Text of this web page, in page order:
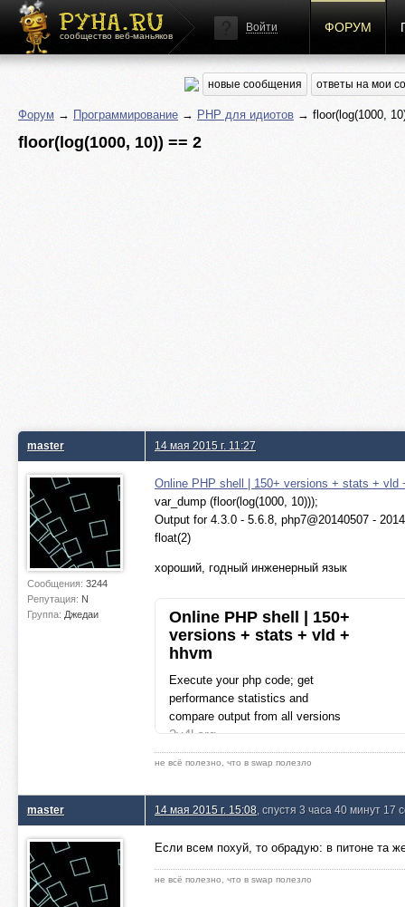
сообщество веб-маньяков
Войти ФОРУМ
новые сообщения ответы на мои
Форум → Программирование → PHP для идиотов → floor(log(1000,
floor(log(1000, 10)) == 2
master
Сообщения: 3244
Репутация: N
Группа: Джедаи
14 мая 2015 г. 11:27
Online PHP shell | 150+ versions + stats + vld
var_dump (floor(log(1000, 10)));
Output for 4.3.0 - 5.6.8, php7@20140507 -
float(2)
хороший, годный инженерный язык
Online PHP shell | 150+
versions + stats + vld +
hhvm
Execute your php code; get
performance statistics and
compare output from all versions
3v4l.org
не всё полезно, что в swap полезло
master 14 мая 2015 г. 15:08 , спустя 3 часа 40 минут 17
Если всем похуй, то обрадую: в питоне та
не всё полезно, что в swap полезло